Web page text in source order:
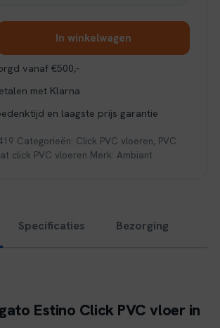
In winkelwagen
vanaf €500,-
met Klarna
en laagste prijs garantie
Categorieën: Click PVC vloeren, PVC
click PVC vloeren Merk: Ambiant
Specificaties Bezorging
Estino Click PVC vloer in